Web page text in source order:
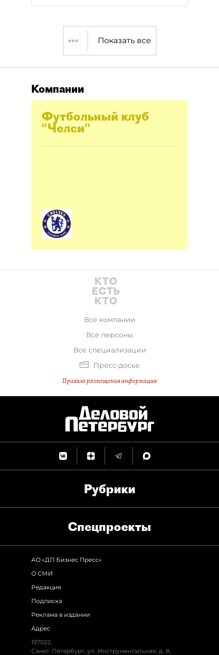
Показать все
Компании
Футбольный клуб
"Челси"
Все компании
Все персоны
Все специализации
Пресс-досье
Правила размещения информации
Рубрики
Спец­проекты
АО «ДП Бизнес Пресс»
О СМИ
Редакция
Подписка
Реклама в издании
Адрес
197022,
Санкт-Петербург, ул. Инструментальная, д. 8,